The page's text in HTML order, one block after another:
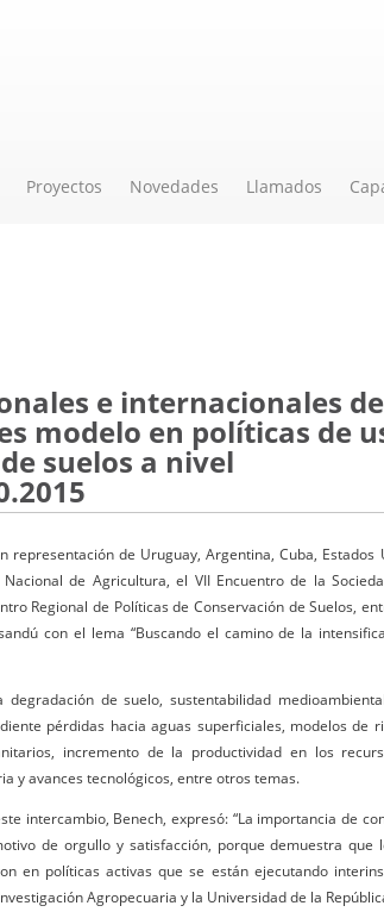
Proyectos Novedades Llamados
e internacionales
modelo en políticas de
suelos a nivel
representación de Uruguay, Argentina, Cuba, Estados
de Agricultura, el VII Encuentro de la
Regional de Políticas de Conservación de Suelos,
con el lema “Buscando el camino de la
degradación de suelo, sustentabilidad
pérdidas hacia aguas superficiales, modelos de
incremento de la productividad en los
y avances tecnológicos, entre otros temas.
intercambio, Benech, expresó: “La importancia de
de orgullo y satisfacción, porque demuestra que
en políticas activas que se están ejecutando
Agropecuaria y la Universidad de la